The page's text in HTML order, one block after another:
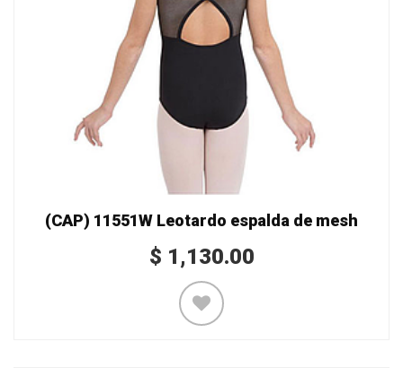
(CAP) 11551W Leotardo espalda de mesh
$ 1,130.00